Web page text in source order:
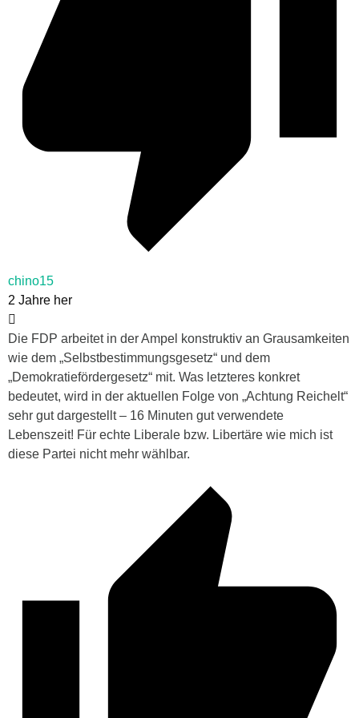
chino15
2 Jahre her
Die FDP arbeitet in der Ampel konstruktiv an Grausamkeiten
wie dem „Selbstbestimmungsgesetz“ und dem
„Demokratiefördergesetz“ mit. Was letzteres konkret
bedeutet, wird in der aktuellen Folge von „Achtung Reichelt“
sehr gut dargestellt – 16 Minuten gut verwendete
Lebenszeit! Für echte Liberale bzw. Libertäre wie mich ist
diese Partei nicht mehr wählbar.